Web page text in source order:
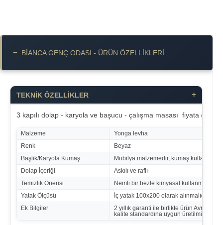
− BIANCA GENÇ ODASI - ÜRÜN ÖZELLIKLERI
TEKNİK ÖZELLİKLER +
3 kapılı dolap - karyola ve başucu - çalışma masası fiyata
Malzeme
Yonga levha
Renk
Beyaz
Başlık/Karyola Kumaş
Mobilya malzemedir, kumaş
Dolap İçeriği
Askılı ve raflı
Temizlik Önerisi
Nemli bir bezle kimyasal kullanmadan
Yatak Ölçüsü
İç yatak 100x200 olarak alınmalıdır
Ek Bilgiler
2 yıllık garanti ile birlikte ürün Avrupa
kalite standardına uygun üretilmiştir